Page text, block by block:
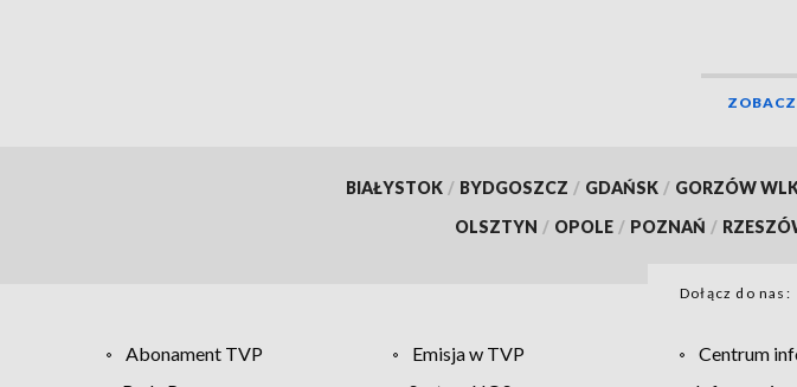
ZOBACZ
BIAŁYSTOK / BYDGOSZCZ / GDAŃSK / GORZÓW
OLSZTYN / OPOLE / POZNAŃ /
Dołącz do nas:
Abonament TVP Emisja w TVP Centrum